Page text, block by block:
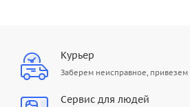
Курьер
Заберем неисправное,
Сервис для людей